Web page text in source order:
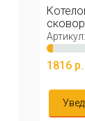
3,3л
1816 р.